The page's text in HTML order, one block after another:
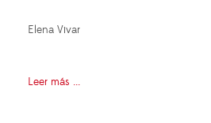
Elena Vivar
Leer más ...